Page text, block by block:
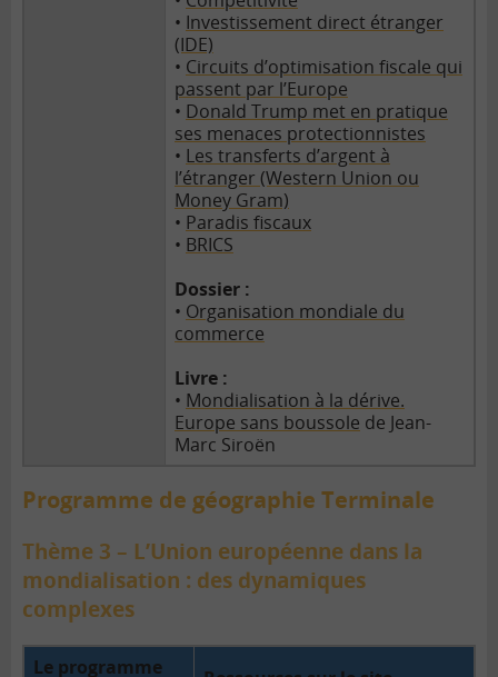
• Investissement direct étranger
(IDE)
• Circuits d’optimisation fiscale qui
passent par l’Europe
• Donald Trump met en pratique
ses menaces protectionnistes
• Les transferts d’argent à
l’étranger (Western Union ou
Money Gram)
• Paradis fiscaux
• BRICS
Dossier :
• Organisation mondiale du
commerce
Livre :
• Mondialisation à la dérive.
Europe sans boussole de Jean-
Marc Siroën
Programme de géographie Terminale
Thème 3 – L’Union européenne dans la
mondialisation : des dynamiques
complexes
Le programme